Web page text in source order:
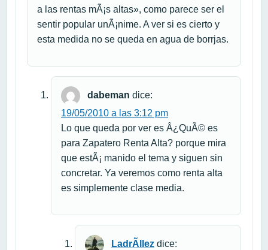
a las rentas mÃ¡s altas», como parece ser el
sentir popular unÃ¡nime. A ver si es cierto y
esta medida no se queda en agua de borrjas.
dabeman dice:
19/05/2010 a las 3:12 pm
Lo que queda por ver es Â¿QuÃ© es
para Zapatero Renta Alta? porque mira
que estÃ¡ manido el tema y siguen sin
concretar. Ya veremos como renta alta
es simplemente clase media.
LadrÃ­llez dice: